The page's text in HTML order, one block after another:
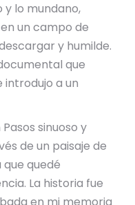
lo mundano,
un campo de
y humilde.
que
a un
sinuoso y
de un paisaje de
quedé
La historia fue